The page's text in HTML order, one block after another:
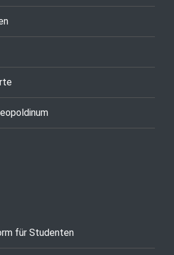
für Studenten